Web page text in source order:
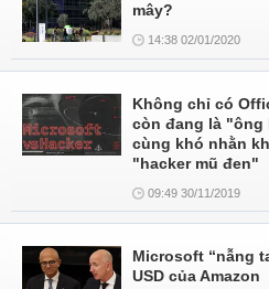
mây?
14:38 02/01/2020
Không chỉ có
còn đang là
cùng khó nhằn
"hacker mũ đen"
09:49 30/11/2019
Microsoft “nẫng
USD của Amazon